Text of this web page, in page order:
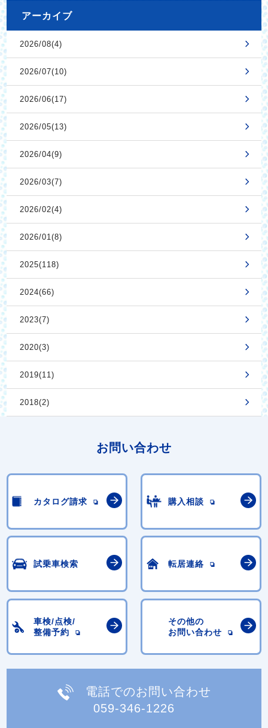
アーカイブ
2026/08(4)
2026/07(10)
2026/06(17)
2026/05(13)
2026/04(9)
2026/03(7)
2026/02(4)
2026/01(8)
2025(118)
2024(66)
2023(7)
2020(3)
2019(11)
2018(2)
お問い合わせ
カタログ請求 購入相談
試乗車検索 転居連絡
車検/点検/
整備予約
その他の
お問い合わせ
電話でのお問い合わせ
059-346-1226